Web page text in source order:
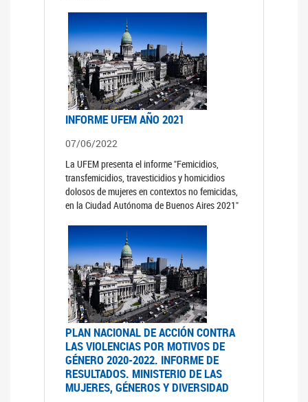
INFORME UFEM AÑO 2021
07/06/2022
La UFEM presenta el informe "Femicidios,
transfemicidios, travesticidios y homicidios
dolosos de mujeres en contextos no femicidas,
en la Ciudad Autónoma de Buenos Aires 2021"
PLAN NACIONAL DE ACCIÓN CONTRA
LAS VIOLENCIAS POR MOTIVOS DE
GÉNERO 2020-2022. INFORME DE
RESULTADOS. MINISTERIO DE LAS
MUJERES, GÉNEROS Y DIVERSIDAD